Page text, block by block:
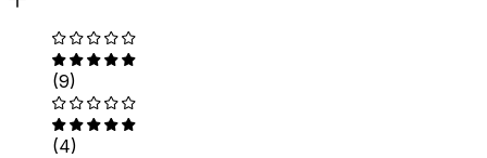
(9)
(4)